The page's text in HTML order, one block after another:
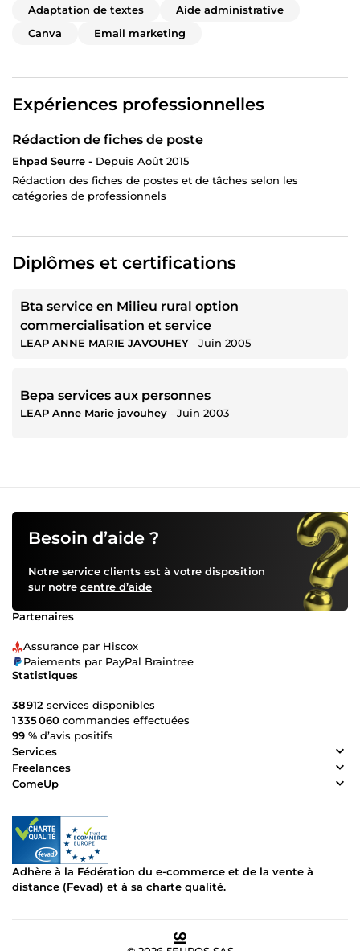
Adaptation de textes
Aide administrative
Canva
Email marketing
Expériences professionnelles
Rédaction de fiches de poste
Ehpad Seurre - Depuis Août 2015
Rédaction des fiches de postes et de tâches selon les
catégories de professionnels
Diplômes et certifications
Bta service en Milieu rural option
commercialisation et service
LEAP ANNE MARIE JAVOUHEY ‐ Juin 2005
Bepa services aux personnes
LEAP Anne Marie javouhey ‐ Juin 2003
Besoin d’aide ?
Notre service clients est à votre disposition
sur notre centre d’aide
Partenaires
Assurance par Hiscox
Paiements par PayPal Braintree
Statistiques
38 912 services disponibles
1 335 060 commandes effectuées
99 % d’avis positifs
Services
Freelances
ComeUp
Adhère à la Fédération du e-commerce et de la vente à
distance (Fevad) et à sa charte qualité.